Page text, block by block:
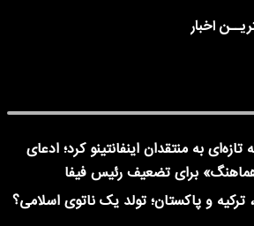
اخبار
تازه‌ای به منتقدان اینفانتینو کرد؛ ادعای
برای تضعیف رئیس فیفا
ترکیه و پاکستان؛ تولد یک ناتوی اسلامی؟